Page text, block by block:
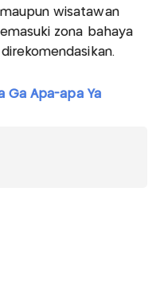
wisatawan
zona bahaya
Ga Apa-apa Ya